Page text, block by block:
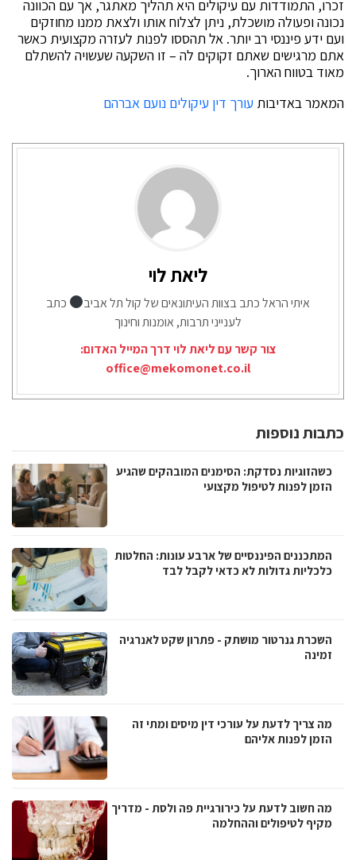
זכרו, התמודדות עם עיקולים היא תהליך מאתגר, אך עם הכוונה
נכונה ופעולה מושכלת, ניתן לצלוח אותו ולצאת ממנו מחוזקים
ועם ידע פיננסי רב יותר. אל תהססו לפנות לעזרה מקצועית כאשר
אתם מרגישים שאתם זקוקים לה – זו השקעה שעשויה להשתלם
מאוד בטווח הארוך.
המאמר באדיבות עורך דין עיקולים נועם אברהם
ליאת לוי
איתי הראל כתב בצוות העיתונאים של קול תל אביב
כתב
לענייני תרבות, אומנות וחינוך
צור קשר עם ליאת לוי דרך המייל האדום:
office@mekomonet.co.il
כתבות נוספות
כשהזוגיות נסדקת: הסימנים המובהקים שהגיע
הזמן לפנות לטיפול מקצועי
המתכננים הפיננסיים של ארבע עונות: החלטות
כלכליות גדולות לא כדאי לקבל לבד
השכרת גנרטור מושתק - פתרון שקט לאנרגיה
זמינה
מה צריך לדעת על עורכי דין מיסים ומתי זה
הזמן לפנות אליהם
מה חשוב לדעת על כירורגיית פה ולסת - מדריך
מקיף לטיפולים וההחלמה